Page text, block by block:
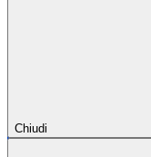
Chiudi